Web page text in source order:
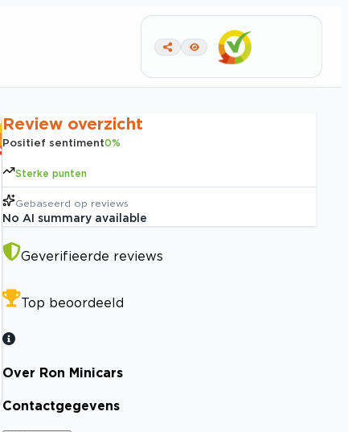
Review overzicht
Positief sentiment0%
Sterke punten
Gebaseerd op reviews
No AI summary available
Geverifieerde reviews
Top beoordeeld
Over Ron Minicars
Contactgegevens